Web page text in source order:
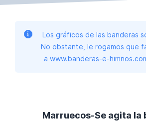
Los gráficos de las banderas
No obstante, le rogamos que
a www.banderas-e-
Marruecos-Se agita la